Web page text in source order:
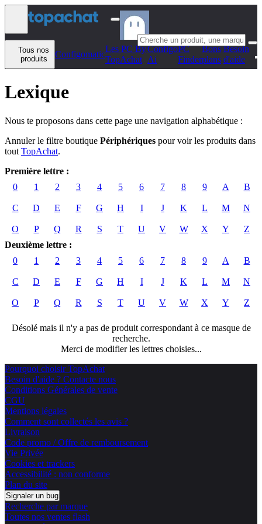
Aller au contenu
Tous nos
produits
Configomatic
Les PC By
TopAchat
Configo
Ai
PC
Finder
Bons
plans
Besoin
d'aide
Lexique
Nous te proposons dans cette page une navigation alphabétique :
Annuler le filtre boutique Périphériques pour voir les produits dans
tout TopAchat.
Première lettre :
0
1 2 3 4 5 6 7 8 9 A B
C D E F G H I J K L M N
O P Q R S T U V W X Y
Z
Deuxième lettre :
0
1 2 3 4 5 6 7 8 9 A B
C D E F G H I J K L M N
O P Q R S T U V W X Y Z
Désolé mais il n'y a pas de produit correspondant à ce masque de
recherche.
Merci de modifier les lettres choisies...
Pourquoi choisir TopAchat
Besoin d'aide ? Contacte nous
Conditions Générales de vente
CGU
Mentions légales
Comment sont collectés les avis ?
Livraison
Code promo / Offre de remboursement
Vie Privée
Cookies et trackers
Accessibilité : non conforme
Plan du site
Signaler un bug
Recherche par marque
Toutes nos ventes flash